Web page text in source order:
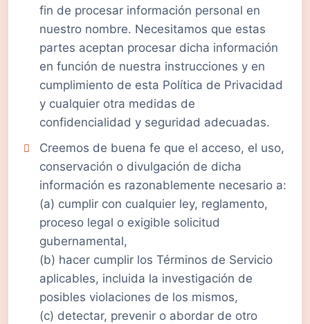
fin de procesar información personal en
nuestro nombre. Necesitamos que estas
partes aceptan procesar dicha información
en función de nuestra instrucciones y en
cumplimiento de esta Política de Privacidad
y cualquier otra medidas de
confidencialidad y seguridad adecuadas.
Creemos de buena fe que el acceso, el uso,
conservación o divulgación de dicha
información es razonablemente necesario a:
(a) cumplir con cualquier ley, reglamento,
proceso legal o exigible solicitud
gubernamental,
(b) hacer cumplir los Términos de Servicio
aplicables, incluida la investigación de
posibles violaciones de los mismos,
(c) detectar, prevenir o abordar de otro